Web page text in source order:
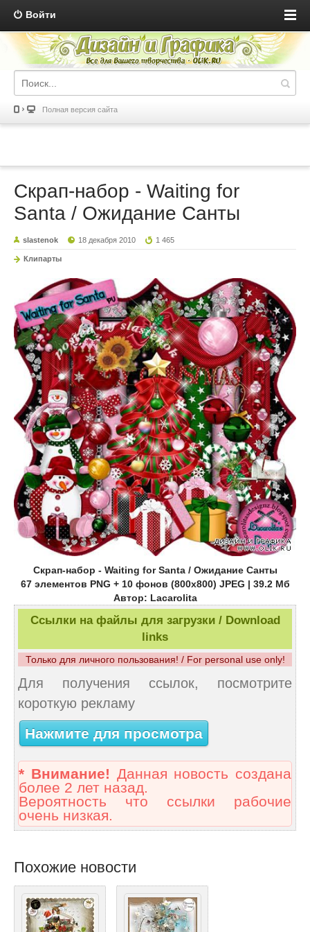
Войти
Полная версия сайта
Скрап-набор - Waiting for
Santa / Ожидание Санты
slastenok 18 декабря 2010 1 465
Клипарты
Скрап-набор - Waiting for Santa / Ожидание Санты
67 элементов PNG + 10 фонов (800x800) JPEG | 39.2 Mб
Автор: Lacarolita
Ссылки на файлы для загрузки / Download
links
Только для личного пользования! / For personal use only!
Для получения ссылок, посмотрите
короткую рекламу
Нажмите для просмотра
* Внимание! Данная новость создана
более 2 лет назад.
Вероятность что ссылки рабочие
очень низкая.
Похожие новости